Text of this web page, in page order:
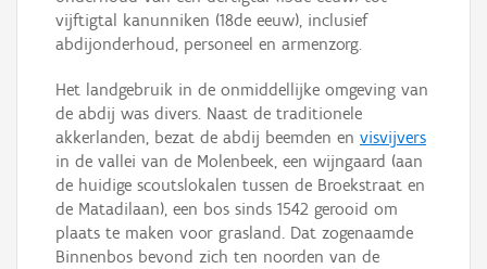
vijftigtal kanunniken (18de eeuw), inclusief
abdijonderhoud, personeel en armenzorg.
Het landgebruik in de onmiddellijke omgeving van
de abdij was divers. Naast de traditionele
akkerlanden, bezat de abdij beemden en visvijvers
in de vallei van de Molenbeek, een wijngaard (aan
de huidige scoutslokalen tussen de Broekstraat en
de Matadilaan), een bos sinds 1542 gerooid om
plaats te maken voor grasland. Dat zogenaamde
Binnenbos bevond zich ten noorden van de